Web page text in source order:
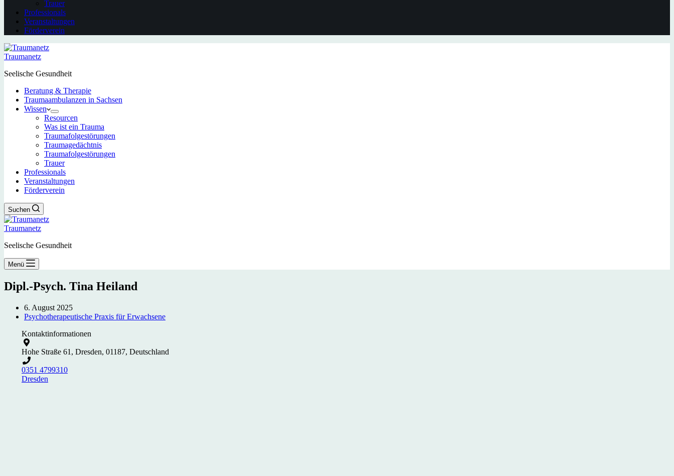
Trauer
Professionals
Veranstaltungen
Förderverein
Traumanetz
Seelische Gesundheit
Beratung & Therapie
Traumaambulanzen in Sachsen
Wissen
Resourcen
Was ist ein Trauma
Traumafolgestörungen
Traumagedächtnis
Traumafolgestörungen
Trauer
Professionals
Veranstaltungen
Förderverein
Suchen
Traumanetz
Seelische Gesundheit
Menü
Dipl.-Psych. Tina Heiland
6. August 2025
Psychotherapeutische Praxis für Erwachsene
Kontaktinformationen
Hohe Straße 61, Dresden, 01187, Deutschland
0351 4799310
Dresden